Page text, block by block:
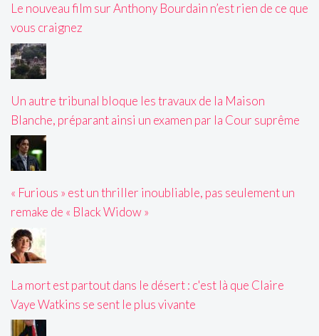
Le nouveau film sur Anthony Bourdain n’est rien de ce que
vous craignez
Un autre tribunal bloque les travaux de la Maison
Blanche, préparant ainsi un examen par la Cour suprême
« Furious » est un thriller inoubliable, pas seulement un
remake de « Black Widow »
La mort est partout dans le désert : c'est là que Claire
Vaye Watkins se sent le plus vivante